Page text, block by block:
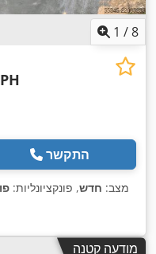
1 /8
התקשר
מצב: חדש, פונקציונליות:
מודעה קטנה